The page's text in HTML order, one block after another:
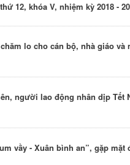
12, khóa V, nhiệm kỳ 2018 -
lo cho cán bộ, nhà giáo và
người lao động nhân dịp Tết
vầy - Xuân bình an”, gặp mặt